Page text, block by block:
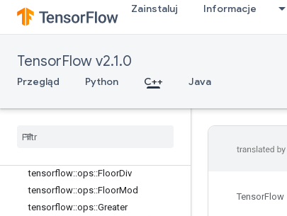
Zainstaluj Informacje
TensorFlow v2.1.0
Przegląd Python C++ Java
tensorflow::ops::Equal::Attrs
tensorflow::ops::Erf
tensorflow::ops::Erfinv
tensorflow::ops::EuclideanNorm
tensorflow
tensorflow::ops::FloorDiv
tensorflow::ops::FloorMod
tensorflow::ops::Greater
TensorFlow